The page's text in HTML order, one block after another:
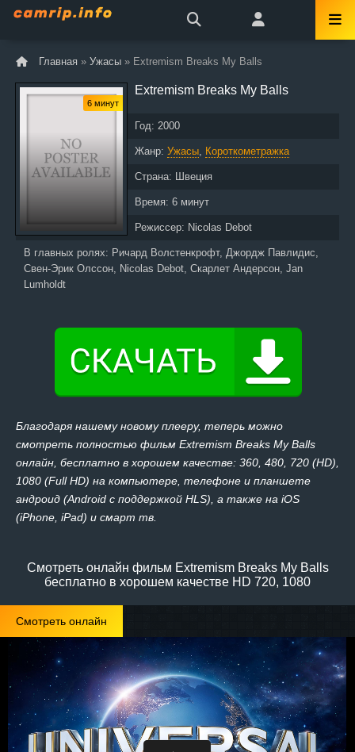
Главная » Ужасы » Extremism Breaks My Balls
6 минут
Extremism Breaks My Balls
Год: 2000
Жанр: Ужасы, Короткометражка
Страна: Швеция
Время: 6 минут
Режиссер: Nicolas Debot
В главных ролях: Ричард Волстенкрофт, Джордж Павлидис,
Свен-Эрик Олссон, Nicolas Debot, Скарлет Андерсон, Jan
Lumholdt
Благодаря нашему новому плееру, теперь можно
смотреть полностью фильм Extremism Breaks My Balls
онлайн, бесплатно в хорошем качестве: 360, 480, 720 (HD),
1080 (Full HD) на компьютере, телефоне и планшете
андроид (Android с поддержкой HLS), а также на iOS
(iPhone, iPad) и смарт тв.
Смотреть онлайн фильм Extremism Breaks My Balls
бесплатно в хорошем качестве HD 720, 1080
Смотреть онлайн